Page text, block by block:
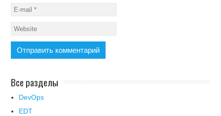
Все разделы
DevOps
EDT